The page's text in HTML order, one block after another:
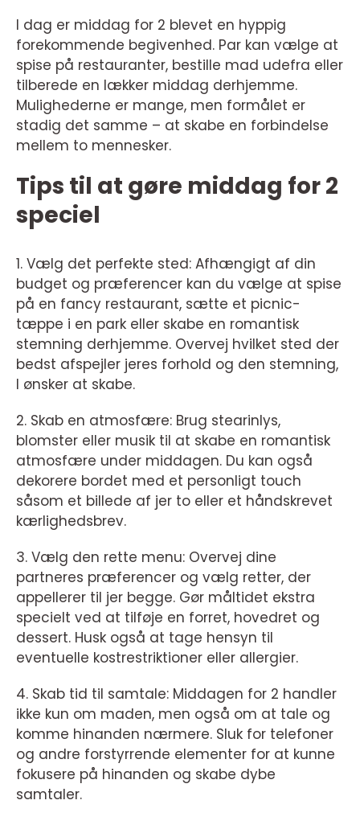
I dag er middag for 2 blevet en hyppig
forekommende begivenhed. Par kan vælge at
spise på restauranter, bestille mad udefra eller
tilberede en lækker middag derhjemme.
Mulighederne er mange, men formålet er
stadig det samme – at skabe en forbindelse
mellem to mennesker.
Tips til at gøre middag for 2
speciel
1. Vælg det perfekte sted: Afhængigt af din
budget og præferencer kan du vælge at spise
på en fancy restaurant, sætte et picnic-
tæppe i en park eller skabe en romantisk
stemning derhjemme. Overvej hvilket sted der
bedst afspejler jeres forhold og den stemning,
I ønsker at skabe.
2. Skab en atmosfære: Brug stearinlys,
blomster eller musik til at skabe en romantisk
atmosfære under middagen. Du kan også
dekorere bordet med et personligt touch
såsom et billede af jer to eller et håndskrevet
kærlighedsbrev.
3. Vælg den rette menu: Overvej dine
partneres præferencer og vælg retter, der
appellerer til jer begge. Gør måltidet ekstra
specielt ved at tilføje en forret, hovedret og
dessert. Husk også at tage hensyn til
eventuelle kostrestriktioner eller allergier.
4. Skab tid til samtale: Middagen for 2 handler
ikke kun om maden, men også om at tale og
komme hinanden nærmere. Sluk for telefoner
og andre forstyrrende elementer for at kunne
fokusere på hinanden og skabe dybe
samtaler.